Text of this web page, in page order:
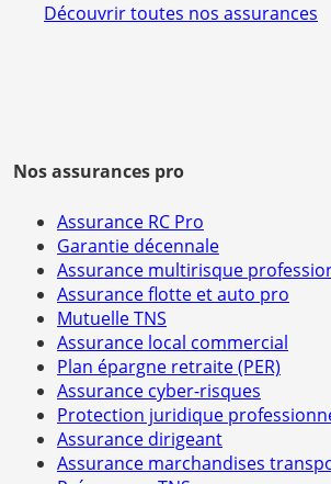
Découvrir toutes nos assurances
Nos assurances pro
Assurance RC Pro
Garantie décennale
Assurance multirisque
Assurance flotte et auto pro
Mutuelle TNS
Assurance local commercial
Plan épargne retraite (PER)
Assurance cyber-risques
Protection juridique
Assurance dirigeant
Assurance marchandises